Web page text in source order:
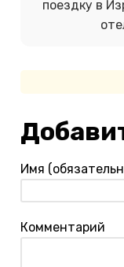
поездку в
Имя
Комментарий